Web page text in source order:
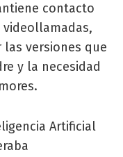
contacto
versiones que
y la necesidad
Artificial